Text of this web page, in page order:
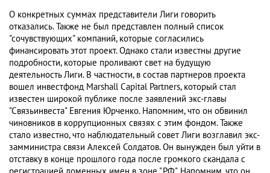
О конкретных суммах представители Лиги говорить
отказались. Также не был представлен полный список
"сочувствующих" компаний, которые согласились
финансировать этот проект. Однако стали известны другие
подробности, которые проливают свет на будущую
деятельность Лиги. В частности, в состав партнеров проекта
вошел инвестфонд Marshall Capital Partners, который стал
известен широкой публике после заявлений экс-главы
"Связьинвеста" Евгения Юрченко. Напомним, что он обвинил
чиновников в коррупционных связях с этим фондом. Также
стало известно, что наблюдательный совет Лиги возглавил экс-
замминистра связи Алексей Солдатов. Он вынужден был уйти в
отставку в конце прошлого года после громкого скандала с